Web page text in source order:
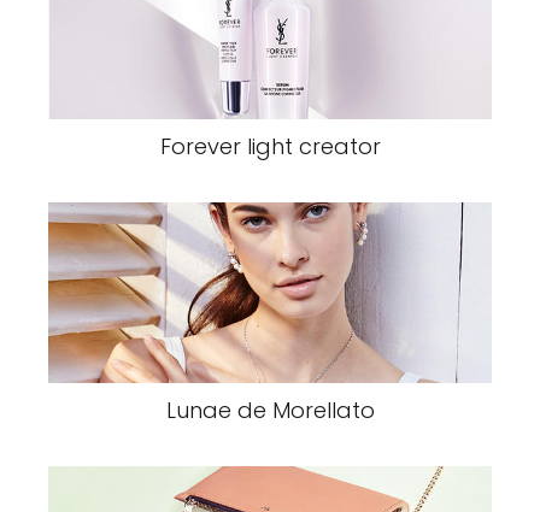
Forever light creator
Lunae de Morellato